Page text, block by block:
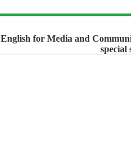
English for Media and
special